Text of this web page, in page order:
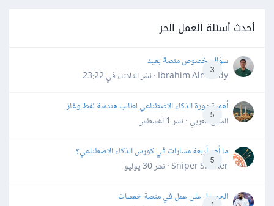
أحدث أسئلة العمل الحر
3
سؤال بخصوص منصة بعيد
Ibrahim Almahdy · نشر
الثلاثاء في 23:22
5
أهمية دورة الذكاء الاصطناعي لطالب هندسة نفط وغاز
الشيخ العربي · نشر 1 أغسطس
5
ما أهم أربعة مسارات في كورس الذكاء الاصطناعي؟
Sniper Shaker · نشر
30 يوليو
الحصول على عمل في منصة خمسات